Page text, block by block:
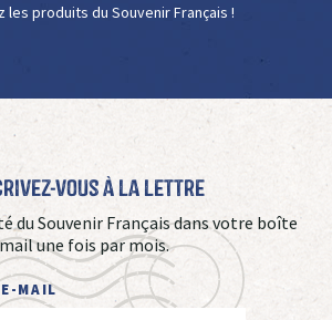
les produits du Souvenir Français !
vous à La Lettre
du Souvenir Français dans votre boîte
mail une fois par mois.
MAIL